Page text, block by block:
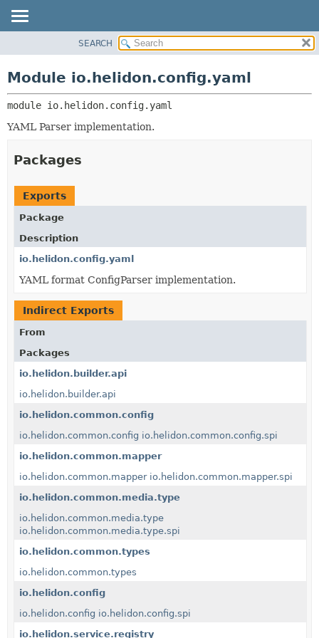
PACKAGE
CLASS
USE
DEPRECATED
INDEX
HELP
MODULES
SEARCH
Module io.helidon.config.yaml
module io.helidon.config.yaml
YAML Parser implementation.
Packages
Exports
Package
Description
io.helidon.config.yaml
YAML format ConfigParser implementation.
Indirect Exports
From
Packages
io.helidon.builder.api
io.helidon.builder.api
io.helidon.common.config
io.helidon.common.config io.helidon.common.config.spi
io.helidon.common.mapper
io.helidon.common.mapper io.helidon.common.mapper.spi
io.helidon.common.media.type
io.helidon.common.media.type
io.helidon.common.media.type.spi
io.helidon.common.types
io.helidon.common.types
io.helidon.config
io.helidon.config io.helidon.config.spi
io.helidon.service.registry